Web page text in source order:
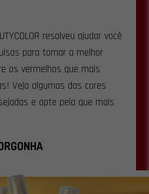
resolveu ajudar você
para tomar a melhor
os vermelhos que mais
Veja algumas das cores
e opte pela que mais